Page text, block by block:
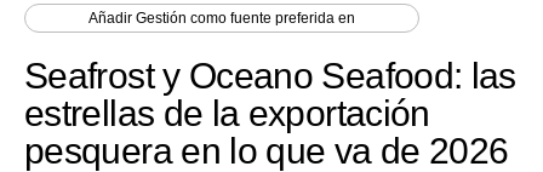
Perú
Política
AñadirGestión como fuente preferida en
Seafrost y Oceano Seafood: las
estrellas de la exportación
pesquera en lo que va de 2026